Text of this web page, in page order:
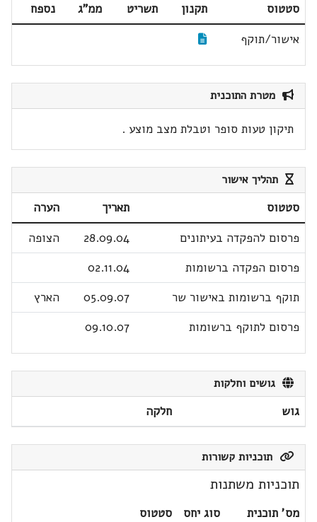
סטטוס תקנון תשריט ממ"ג
נספח
אישור/תוקף
מטרת התוכנית
תיקון טעות סופר וטבלת מצב מוצע .
תהליך אישור
סטטוס תאריך
הערה
פרסום להפקדה בעיתונים
28.09.04
הצופה
פרסום הפקדה ברשומות
02.11.04
תוקף ברשומות באישור שר
05.09.07
הארץ
פרסום לתוקף ברשומות
09.10.07
גושים וחלקות
גוש חלקה
תוכניות קשורות
תוכניות משתנות
מס' תוכנית סוג יחס
סטטוס